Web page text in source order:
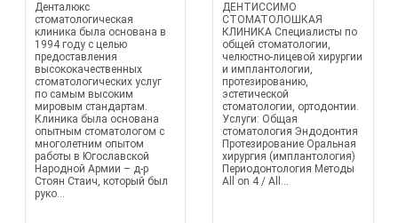
Денталюкс
стоматологическая
клиника была основана в
1994 году с целью
предоставления
высококачественных
стоматологических услуг
по самым высоким
мировым стандартам.
Клиника была основана
опытным стоматологом с
многолетним опытом
работы в Югославской
Народной Армии – д-р
Стоян Стаич, который был
руко...
ДЕНТИССИМО
СТОМАТОЛОШКАЯ
КЛИНИКА Специалисты по
общей стоматологии,
челюстно-лицевой хирургии
и имплантологии,
протезированию,
эстетической
стоматологии, ортодонтии.
Услуги: Общая
стоматология Эндодонтия
Протезирование Оральная
хирургия (имплантология)
Периодонтология Методы
All on 4 / All...